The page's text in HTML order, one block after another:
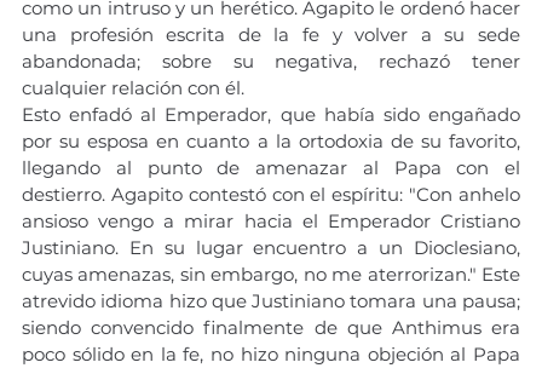
como un intruso y un herético. Agapito le ordenó hacer
una profesión escrita de la fe y volver a su sede
abandonada; sobre su negativa, rechazó tener
cualquier relación con él.
Esto enfadó al Emperador, que había sido engañado
por su esposa en cuanto a la ortodoxia de su favorito,
llegando al punto de amenazar al Papa con el
destierro. Agapito contestó con el espíritu: "Con anhelo
ansioso vengo a mirar hacia el Emperador Cristiano
Justiniano. En su lugar encuentro a un Dioclesiano,
cuyas amenazas, sin embargo, no me aterrorizan." Este
atrevido idioma hizo que Justiniano tomara una pausa;
siendo convencido finalmente de que Anthimus era
poco sólido en la fe, no hizo ninguna objeción al Papa